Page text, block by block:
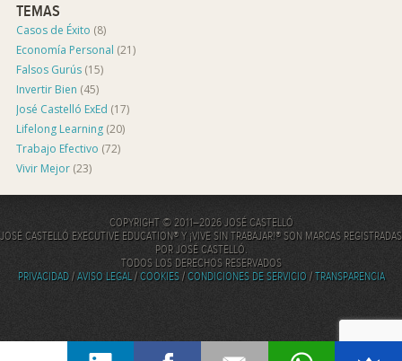
TEMAS
Casos de Éxito (8)
Economía Personal (21)
Falsos Gurús (15)
Invertir Bien (45)
José Castelló ExEd (17)
Lifelong Learning (20)
Trabajo Efectivo (72)
Vivir Mejor (23)
COPYRIGHT © 2011–2026 JOSÉ CASTELLÓ
JOSÉ CASTELLÓ EXECUTIVE EDUCATION® Y ¡VIVE SIN TRABAJAR!® SON MARCAS REGISTRADAS
POR JOSÉ CASTELLÓ.
TODOS LOS DERECHOS RESERVADOS
PRIVACIDAD/AVISO LEGAL/COOKIES/CONDICIONES DE SERVICIO/TRANSPARENCIA